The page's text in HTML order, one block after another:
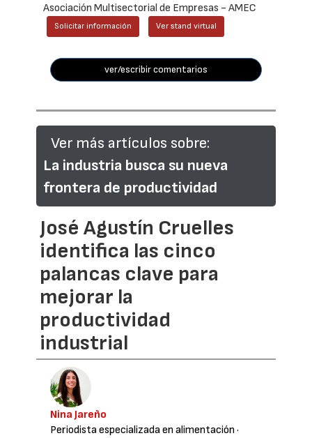
Asociación Multisectorial de Empresas - AMEC
Solicitar información Ver stand virtual
ver/escribir comentarios
Ver más artículos sobre:
La industria busca su nueva
frontera de productividad
José Agustín Cruelles
identifica las cinco
palancas clave para
mejorar la
productividad
industrial
Nina Jareño
Periodista especializada en alimentación ·